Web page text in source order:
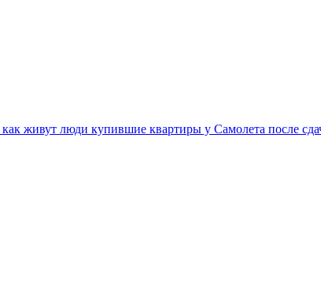
живут люди купившие квартиры у Самолета после